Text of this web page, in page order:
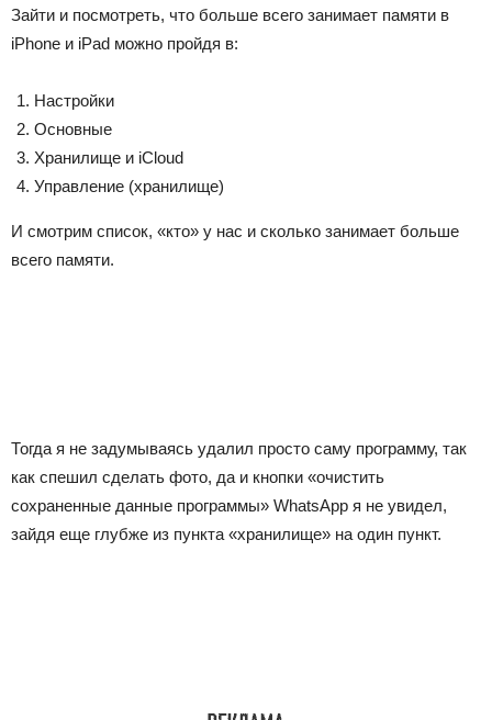
Зайти и посмотреть, что больше всего занимает памяти в
iPhone и iPad можно пройдя в:
Настройки
Основные
Хранилище и iCloud
Управление (хранилище)
И смотрим список, «кто» у нас и сколько занимает больше
всего памяти.
Тогда я не задумываясь удалил просто саму программу, так
как спешил сделать фото, да и кнопки «очистить
сохраненные данные программы» WhatsApp я не увидел,
зайдя еще глубже из пункта «хранилище» на один пункт.